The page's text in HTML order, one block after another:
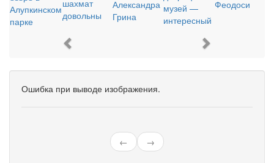
Ошибка при выводе изображения.
← →